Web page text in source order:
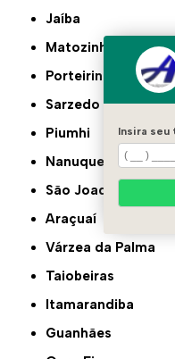
Jaíba
Matozinhos
Porteirinha
Sarzedo
Piumhi
Nanuque
São Joaquim de
Araçuaí
Várzea da Palma
Taiobeiras
Itamarandiba
Guanhães
Insira seu